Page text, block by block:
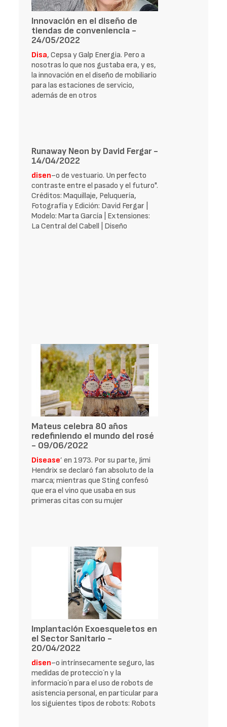
Innovación en el diseño de
tiendas de conveniencia -
24/05/2022
Disa, Cepsa y Galp Energia. Pero a
nosotras lo que nos gustaba era, y es,
la innovación en el diseño de mobiliario
para las estaciones de servicio,
además de en otros
Runaway Neon by David Fergar -
14/04/2022
disen~o de vestuario. Un perfecto
contraste entre el pasado y el futuro".
Créditos: Maquillaje, Peluquería,
Fotografía y Edición: David Fergar |
Modelo: Marta García | Extensiones:
La Central del Cabell | Diseño
Mateus celebra 80 años
redefiniendo el mundo del rosé
- 09/06/2022
Disease’ en 1973. Por su parte, Jimi
Hendrix se declaró fan absoluto de la
marca; mientras que Sting confesó
que era el vino que usaba en sus
primeras citas con su mujer
Implantación Exoesqueletos en
el Sector Sanitario -
20/04/2022
disen~o intrínsecamente seguro, las
medidas de proteccio´n y la
informacio´n para el uso de robots de
asistencia personal, en particular para
los siguientes tipos de robots: Robots